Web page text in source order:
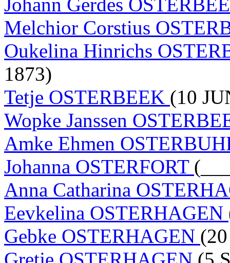
Melchior Corstius
Oukelina Hinrichs
1873)
Tetje OSTERBEEK (10
Wopke Janssen
Amke Ehmen
Johanna OSTERFORT
Anna Catharina
Eevkelina OSTERHAGEN
Gebke OSTERHAGEN